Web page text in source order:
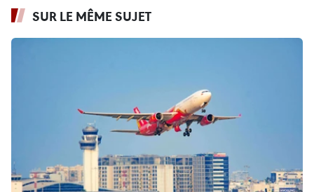
SUR LE MÊME SUJET